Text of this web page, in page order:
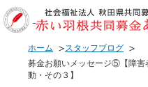
ホーム
スタッフブログ
募金お願いメッセージ⑤【障害
動・その３】